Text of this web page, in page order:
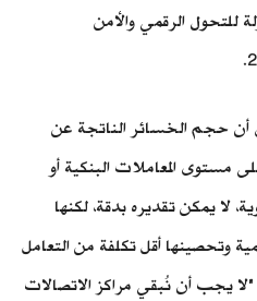
للتحول الرقمي والأمن
أن حجم الخسائر الناتجة عن
مستوى المعاملات البنكية أو
لا يمكن تقديره بدقة، لكنها
وتحصينها أقل تكلفة من التعامل
يجب أن نُبقي مراكز الاتصالات